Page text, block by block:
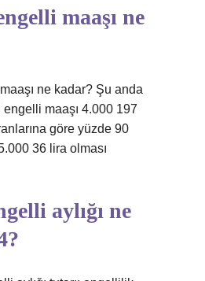
maaşı ne
ne kadar? Şu anda
maaşı 4.000 197
göre yüzde 90
36 lira olması
aylığı ne